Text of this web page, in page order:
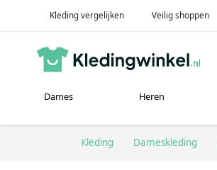
Kleding vergelijken Veilig shoppen
Dames Heren
Kleding Dameskleding